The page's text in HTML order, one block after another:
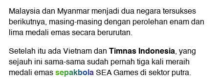
Malaysia dan Myanmar menjadi dua negara tersukses
berikutnya, masing-masing dengan perolehan enam dan
lima medali emas secara berurutan.
Setelah itu ada Vietnam danTimnas Indonesia, yang
sejauh ini sama-sama sudah pernah tiga kali meraih
medali emassepakbolaSEA Games di sektor putra.